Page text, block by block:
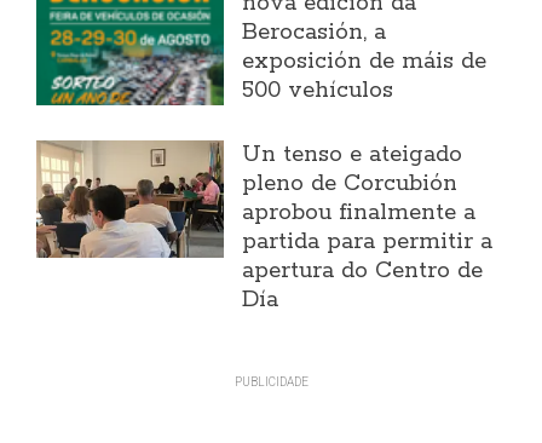
Berocasión, a
exposición de máis de
500 vehículos
Un tenso e ateigado
pleno de Corcubión
aprobou finalmente a
partida para permitir a
apertura do Centro de
Día